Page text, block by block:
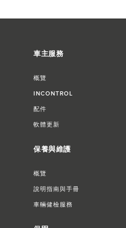
車主服務
概覽
INCONTROL
配件
軟體更新
保養與維護
概覽
說明指南與手冊
車輛健檢服務